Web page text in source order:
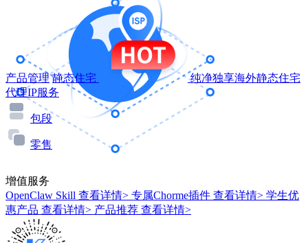
产品管理 静态住宅
纯净独享海外静态住宅
代理IP服务
包段
零售
增值服务
OpenClaw Skill 查看详情> 专属Chorme插件 查看详情> 学生优
惠产品 查看详情> 产品推荐 查看详情>